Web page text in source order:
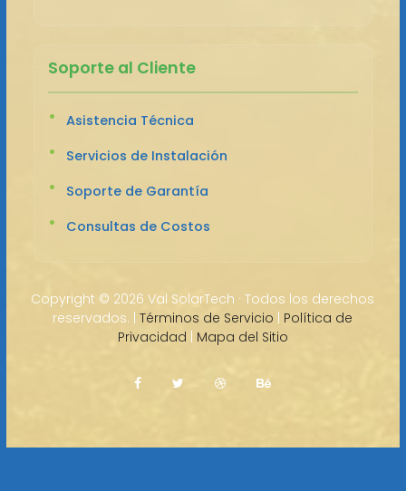
Soporte al Cliente
Asistencia Técnica
Servicios de Instalación
Soporte de Garantía
Consultas de Costos
Copyright © 2026 Val SolarTech · Todos los derechos
reservados. |Términos de Servicio | Política de
Privacidad | Mapa del Sitio